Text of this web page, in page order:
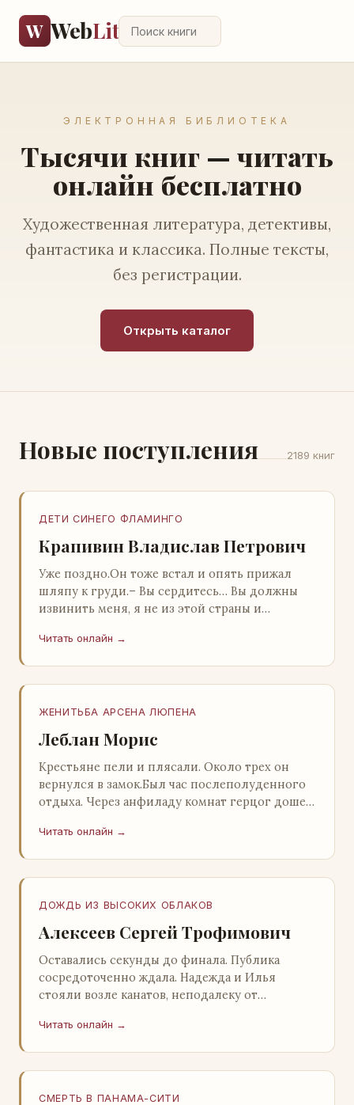
W WebLit
ЭЛЕКТРОННАЯ БИБЛИОТЕКА
Тысячи книг — читать
онлайн бесплатно
Художественная литература, детективы,
фантастика и классика. Полные тексты,
без регистрации.
Открыть каталог
Новые поступления 2189 книг
ДЕТИ СИНЕГО ФЛАМИНГО
Крапивин Владислав Петрович
Уже поздно.Он тоже встал и опять прижал
шляпу к груди.– Вы сердитесь… Вы должны
извинить меня, я не из этой страны и
прошу: выс…
Читать онлайн →
ЖЕНИТЬБА АРСЕНА ЛЮПЕНА
Леблан Морис
Крестьяне пели и плясали. Около трех он
вернулся в замок.Был час послеполуденного
отдыха. Через анфиладу комнат герцог дошел
во…
Читать онлайн →
ДОЖДЬ ИЗ ВЫСОКИХ ОБЛАКОВ
Алексеев Сергей Трофимович
Оставались секунды до финала. Публика
сосредоточенно ждала. Надежда и Илья
стояли возле канатов, неподалеку от
прочей публики, …
Читать онлайн →
СМЕРТЬ В ПАНАМА-СИТИ